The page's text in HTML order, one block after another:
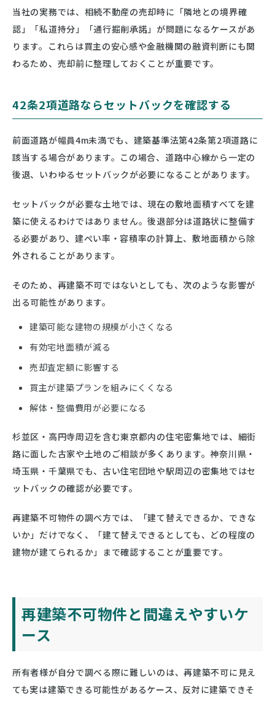
当社の実務では、相続不動産の売却時に「隣地との境界確
認」「私道持分」「通行掘削承諾」が問題になるケースがあ
ります。これらは買主の安心感や金融機関の融資判断にも関
わるため、売却前に整理しておくことが重要です。
42条2項道路ならセットバックを確認する
前面道路が幅員4m未満でも、建築基準法第42条第2項道路に
該当する場合があります。この場合、道路中心線から一定の
後退、いわゆるセットバックが必要になることがあります。
セットバックが必要な土地では、現在の敷地面積すべてを建
築に使えるわけではありません。後退部分は道路状に整備す
る必要があり、建ぺい率・容積率の計算上、敷地面積から除
外されることがあります。
そのため、再建築不可ではないとしても、次のような影響が
出る可能性があります。
建築可能な建物の規模が小さくなる
有効宅地面積が減る
売却査定額に影響する
買主が建築プランを組みにくくなる
解体・整備費用が必要になる
杉並区・高円寺周辺を含む東京都内の住宅密集地では、細街
路に面した古家や土地のご相談が多くあります。神奈川県・
埼玉県・千葉県でも、古い住宅団地や駅周辺の密集地ではセ
ットバックの確認が必要です。
再建築不可物件の調べ方では、「建て替えできるか、できな
いか」だけでなく、「建て替えできるとしても、どの程度の
建物が建てられるか」まで確認することが重要です。
再建築不可物件と間違えやすいケ
ース
所有者様が自分で調べる際に難しいのは、再建築不可に見え
ても実は建築できる可能性があるケース、反対に建築できそ